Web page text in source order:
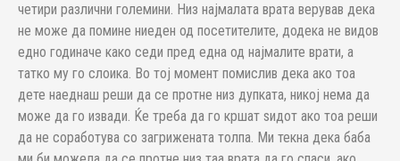
четири различни големини. Низ најмалата врата верував дека
не може да помине ниеден од посетителите, додека не видов
едно годиначе како седи пред една од најмалите врати, а
татко му го слоика. Во тој момент помислив дека ако тоа
дете наеднаш реши да се протне низ дупката, никој нема да
може да го извади. Ќе треба да го кршат ѕидот ако тоа реши
да не соработува со загрижената толпа. Ми текна дека баба